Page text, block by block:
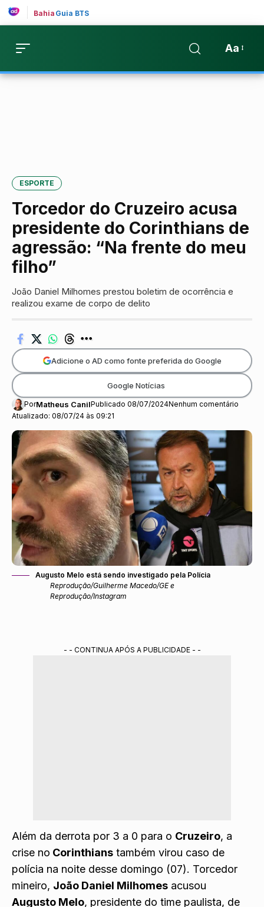
Bahia Guia BTS
Aa
ESPORTE
Torcedor do Cruzeiro acusa
presidente do Corinthians de
agressão: “Na frente do meu
filho”
João Daniel Milhomes prestou boletim de ocorrência e
realizou exame de corpo de delito
Atualizado: 08/07/24 às 09:21
PorMatheus CanilPublicado 08/07/2024Nenhum comentário
Adicione o AD como fonte preferida do Google
Google Notícias
Augusto Melo está sendo investigado pela Polícia
Reprodução/Guilherme Macedo/GE e
Reprodução/Instagram
- - CONTINUA APÓS A PUBLICIDADE - -
Além da derrota por 3 a 0 para o Cruzeiro, a
crise no Corinthians também virou caso de
polícia na noite desse domingo (07). Torcedor
mineiro, João Daniel Milhomes acusou
Augusto Melo, presidente do time paulista, de